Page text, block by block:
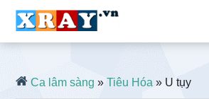
Ca lâm sàng »Tiêu Hóa » U tụy